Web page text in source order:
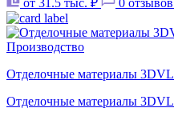
Производство
Отделочные материалы 3DVL
Отделочные материалы 3DVL